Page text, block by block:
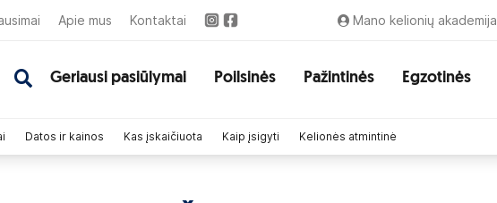
Apie mus Kontaktai Mano kelionių akademija
Geriausi pasiūlymai Poilsinės Pažintinės Egzotinės
Datos ir kainos Kas įskaičiuota Kaip įsigyti Kelionės atmintinė